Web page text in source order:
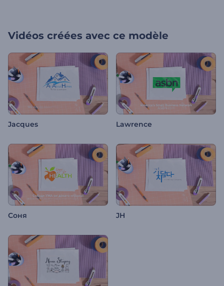
Vidéos créées avec ce modèle
Jacques Lawrence
Соня JH